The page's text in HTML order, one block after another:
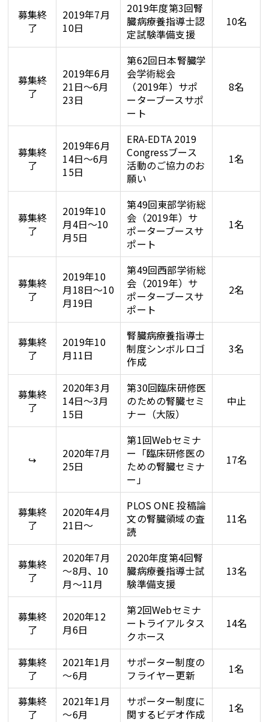
募集終
了
2019年7月
10日
2019年度第3回腎
臓病療養指導士認
定試験準備支援
10名
募集終
了
2019年6月
21日～6月
23日
第62回日本腎臓学
会学術総会
（2019年）サポ
ーターブースサポ
ート
8名
募集終
了
2019年6月
14日～6月
15日
ERA-EDTA 2019
Congressブース
活動のご協力のお
願い
1名
募集終
了
2019年10
月4日～10
月5日
第49回東部学術総
会（2019年）サ
ポーターブースサ
ポート
1名
募集終
了
2019年10
月18日～10
月19日
第49回西部学術総
会（2019年）サ
ポーターブースサ
ポート
2名
募集終
了
2019年10
月11日
腎臓病療養指導士
制度シンボルロゴ
作成
3名
募集終
了
2020年3月
14日～3月
15日
第30回臨床研修医
のための腎臓セミ
ナー（大阪）
中止
↪
2020年7月
25日
第1回Webセミナ
ー「臨床研修医の
ための腎臓セミナ
ー」
17名
募集終
了
2020年4月
21日～
PLOS ONE 投稿論
文の腎臓領域の査
読
11名
募集終
了
2020年7月
～8月、10
月～11月
2020年度第4回腎
臓病療養指導士試
験準備支援
13名
募集終
了
2020年12
月6日
第2回Webセミナ
ートライアルタス
クホース
14名
募集終
了
2021年1月
～6月
サポーター制度の
フライヤー更新
1名
募集終
了
2021年1月
～6月
サポーター制度に
関するビデオ作成
1名